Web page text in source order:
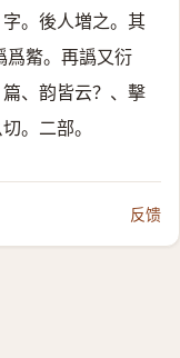
。後人増之。其
爲䚫。再譌又衍
、韵皆云？、擊
。二部。
反馈